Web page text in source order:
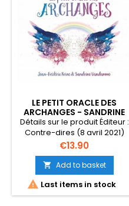
LE PETIT ORACLE DES
ARCHANGES - SANDRINE
VANDAMME - JEAN
FREDERIC KRINE
Détails sur le produit Éditeur :
Contre-dires (8 avril 2021)
Langue : Français Relié : 60
pages ISBN-10 : 2849335800
ISBN-13 : 978-2849335802
Poids de l'article : 150 g
Dimensions : 9.2 x 4.7 x 11.4 cm
Price
€13.90
 Add to basket
 Last items in stock